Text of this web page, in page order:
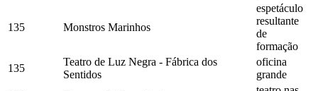
135 Monstros Marinhos
espetáculo
resultante
de
formação
135
Teatro de Luz Negra - Fábrica dos
Sentidos
oficina
grande